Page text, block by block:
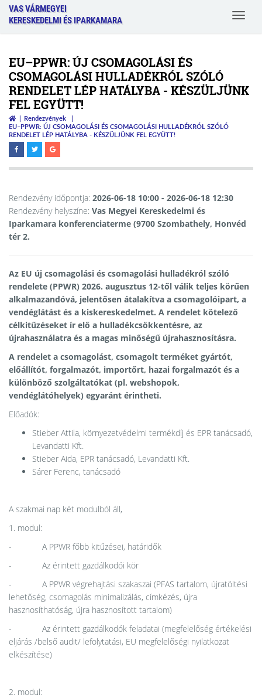
VAS VÁRMEGYEI
KERESKEDELMI ÉS IPARKAMARA
Toggle
EU–PPWR: ÚJ CSOMAGOLÁSI ÉS
CSOMAGOLÁSI HULLADÉKRÓL SZÓLÓ
RENDELET LÉP HATÁLYBA - KÉSZÜLJÜNK
FEL EGYÜTT!
Rendezvények
EU–PPWR: ÚJ CSOMAGOLÁSI ÉS CSOMAGOLÁSI HULLADÉKRÓL SZÓLÓ
RENDELET LÉP HATÁLYBA - KÉSZÜLJÜNK FEL EGYÜTT!
Rendezvény időpontja: 2026-06-18 10:00 - 2026-06-18 12:30
Rendezvény helyszíne: Vas Megyei Kereskedelmi és
Iparkamara konferenciaterme (9700 Szombathely, Honvéd
tér 2.
Az EU új csomagolási és csomagolási hulladékról szóló
rendelete (PPWR) 2026. augusztus 12-től válik teljes körűen
alkalmazandóvá, jelentősen átalakítva a csomagolóipart, a
vendéglátást és a kiskereskedelmet. A rendelet kötelező
célkitűzéseket ír elő a hulladékcsökkentésre, az
újrahasználatra és a magas minőségű újrahasznosításra.
A rendelet a csomagolást, csomagolt terméket gyártót,
előállítót, forgalmazót, importőrt, hazai forgalmazót és a
különböző szolgáltatókat (pl. webshopok,
vendéglátóhelyek) egyaránt érintheti.
Előadók:
Stieber Attila, környezetvédelmi termékdíj és EPR tanácsadó,
Levandatti Kft.
Stieber Aida, EPR tanácsadó, Levandatti Kft.
Sárer Ferenc, tanácsadó
A szakmai nap két modulból áll,
1. modul:
- A PPWR főbb kitűzései, határidők
- Az érintett gazdálkodói kör
- A PPWR végrehajtási szakaszai (PFAS tartalom, újratöltési
lehetőség, csomagolás minimalizálás, címkézés, újra
hasznosíthatóság, újra hasznosított tartalom)
- Az érintett gazdálkodók feladatai (megfelelőség értékelési
eljárás /belső audit/ lefolytatási, EU megfelelőségi nyilatkozat
elkészítése)
2. modul: